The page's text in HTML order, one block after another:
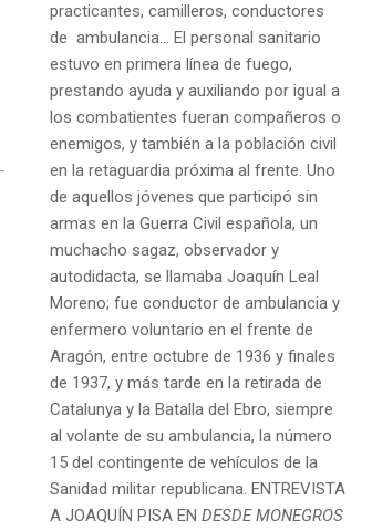
practicantes, camilleros, conductores
de ambulancia… El personal sanitario
estuvo en primera línea de fuego,
prestando ayuda y auxiliando por igual a
los combatientes fueran compañeros o
enemigos, y también a la población civil
en la retaguardia próxima al frente. Uno
de aquellos jóvenes que participó sin
armas en la Guerra Civil española, un
muchacho sagaz, observador y
autodidacta, se llamaba Joaquín Leal
Moreno; fue conductor de ambulancia y
enfermero voluntario en el frente de
Aragón, entre octubre de 1936 y finales
de 1937, y más tarde en la retirada de
Catalunya y la Batalla del Ebro, siempre
al volante de su ambulancia, la número
15 del contingente de vehículos de la
Sanidad militar republicana. ENTREVISTA
A JOAQUÍN PISA EN DESDE MONEGROS